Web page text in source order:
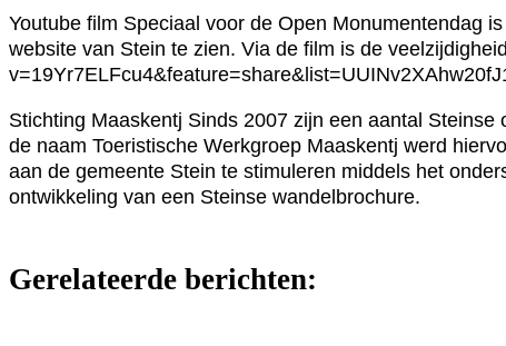
Youtube film Speciaal voor de Open Monumentendag
website van Stein te zien. Via de film is de
Stichting Maaskentj Sinds 2007 zijn een aantal
de naam Toeristische Werkgroep Maaskentj werd
aan de gemeente Stein te stimuleren middels het
ontwikkeling van een Steinse wandelbrochure.
Gerelateerde berichten: